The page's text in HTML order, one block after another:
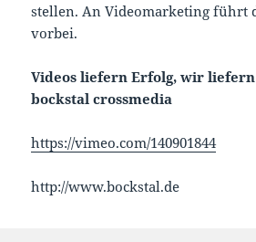
stellen. An Videomarketing führt
vorbei.
Videos liefern Erfolg, wir liefern
bockstal crossmedia
https://vimeo.com/140901844
http://www.bockstal.de